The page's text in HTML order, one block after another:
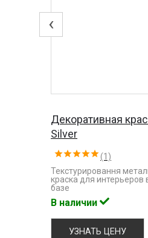
‹
Декоративная
Silver
(1)
Текстурировання
краска для интерьеров
базе
В наличии
УЗНАТЬ ЦЕНУ